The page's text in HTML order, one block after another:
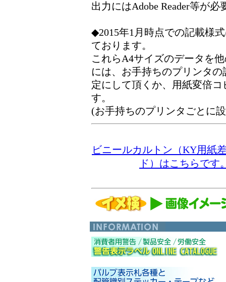
出力にはAdobe Reader等が必
◆2015年1月時点での記載様
ております。
これらA4サイズのデータを
には、お手持ちのプリンタ
定にして頂くか、用紙変倍
す。
(お手持ちのプリンタごとに
ビニールカルトン（KY用紙
ド）はこちらです